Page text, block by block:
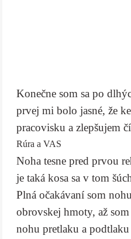
Konečne som sa po
prvej mi bolo jasné, že
pracovisku a zlepšujem
Rúra a VAS
Noha tesne pred prvou
je taká kosa sa v tom
Plná očakávaní som
obrovskej hmoty, až
nohu pretlaku a